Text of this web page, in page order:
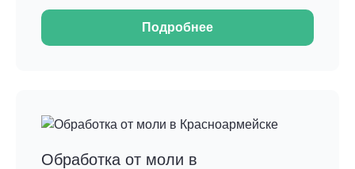
Подробнее
Обработка от моли в